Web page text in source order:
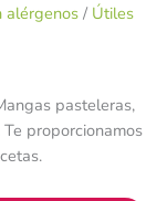
alérgenos / Útiles
pasteleras,
proporcionamos